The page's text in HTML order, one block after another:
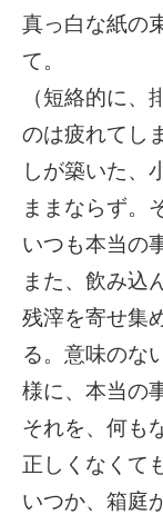
真っ白な紙の
て。
（短絡的に
のは疲れてし
しが築いた、
ままならず。
いつも本当の
また、飲み込
残滓を寄せ集
る。意味のな
様に、本当の
それを、何も
正しくなくて
いつか、箱庭